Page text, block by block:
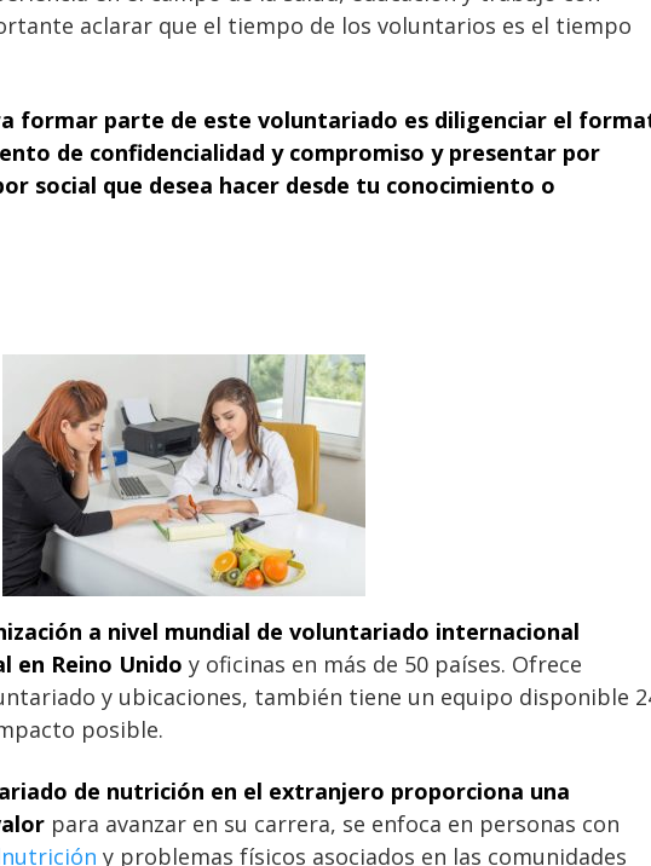
aclarar que el tiempo de los voluntarios es el tiempo
formar parte de este voluntariado es diligenciar el
de confidencialidad y compromiso y presentar por
social que desea hacer desde tu conocimiento o
a nivel mundial de voluntariado internacional
en Reino Unido y oficinas en más de 50 países. Ofrece
y ubicaciones, también tiene un equipo disponible
posible.
de nutrición en el extranjero proporciona una
para avanzar en su carrera, se enfoca en personas con
y problemas físicos asociados en las comunidades